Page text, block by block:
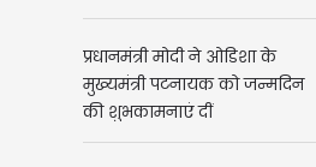
समृद्धि और निसंतान महिलाएं, इस
प्रधानमंत्री मोदी ने ओडिशा के
मुख्यमंत्री पटनायक को जन्मदिन